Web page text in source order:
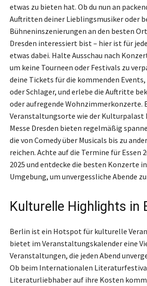
etwas zu bieten hat. Ob du nun an
Auftritten deiner Lieblingsmusiker oder
Bühneninszenierungen an den besten
Dresden interessiert bist – hier ist für
etwas dabei. Halte Ausschau nach
um keine Tourneen oder Festivals zu
deine Tickets für die kommenden
oder Schlager, und erlebe die Auftritte
oder aufregende Wohnzimmerkonzerte.
Veranstaltungsorte wie der Kulturpalast
Messe Dresden bieten regelmäßig
die von Comedy über Musicals bis zu
reichen. Achte auf die Termine für Essen
2025 und entdecke die besten Konzerte
Umgebung, um unvergessliche Abende
Kulturelle Highlights in
Berlin ist ein Hotspot für kulturelle
bietet im Veranstaltungskalender eine
Veranstaltungen, die jeden Abend
Ob beim Internationalen
Literaturliebhaber auf ihre Kosten